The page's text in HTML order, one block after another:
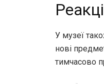
У музеї
нові
тимчасово